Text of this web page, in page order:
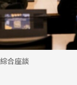
綜合座談